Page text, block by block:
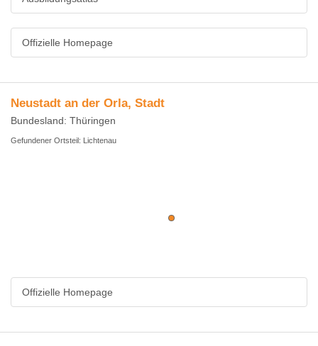
Offizielle Homepage
Neustadt an der Orla, Stadt
Bundesland: Thüringen
Gefundener Ortsteil: Lichtenau
Offizielle Homepage